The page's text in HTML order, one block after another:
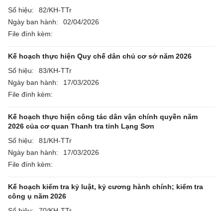
Số hiệu:
82/KH-TTr
Ngày ban hành:
02/04/2026
File đính kèm:
Kế hoạch thực hiện Quy chế dân chủ cơ sở năm 2026
Số hiệu:
83/KH-TTr
Ngày ban hành:
17/03/2026
File đính kèm:
Kế hoạch thực hiện công tác dân vận chính quyền năm
2026 của cơ quan Thanh tra tỉnh Lạng Sơn
Số hiệu:
81/KH-TTr
Ngày ban hành:
17/03/2026
File đính kèm:
Kế hoạch kiểm tra kỷ luật, kỷ cương hành chính; kiểm tra
công ụ năm 2026